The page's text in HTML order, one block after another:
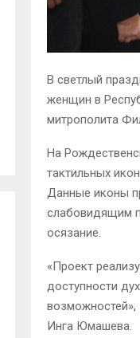
В светлый
женщин в
митрополита
На
тактильных
Данные иконы
слабовидящим
осязание.
«Проект
доступности
Инга Юмашева.